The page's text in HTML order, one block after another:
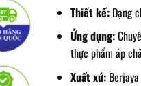
Thiết kế: Dạng
Ứng dụng:
thực phẩm áp
Xuất xứ: Berjaya